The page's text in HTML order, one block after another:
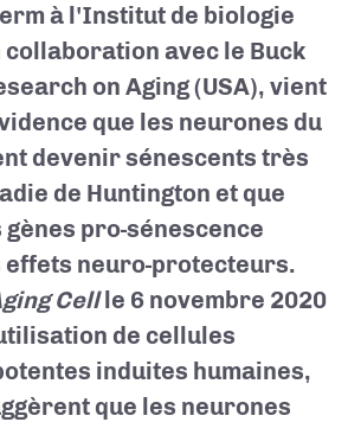
à l'Institut de biologie
collaboration avec le Buck
on Aging (USA), vient
que les neurones du
devenir sénescents très
de Huntington et que
pro-sénescence
effets neuro-protecteurs.
Cellle 6 novembre 2020
de cellules
induites humaines,
que les neurones